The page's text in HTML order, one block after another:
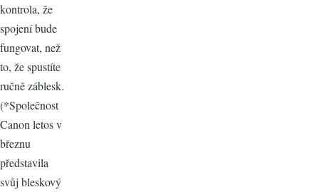
kontrola, že
spojení bude
fungovat, než
to, že spustíte
ručně záblesk.
(*Společnost
Canon letos v
březnu
představila
svůj bleskový